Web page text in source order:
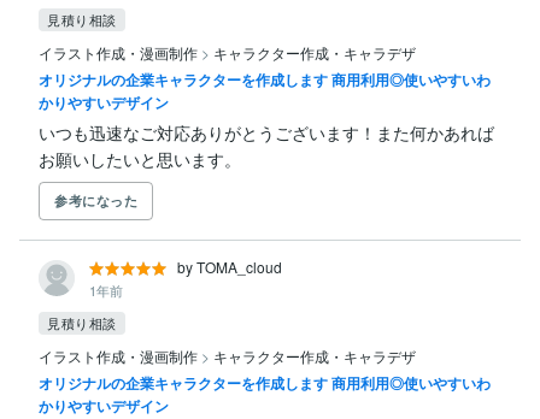
見積り相談
イラスト作成・漫画制作 > キャラクター作成・キャラデザ
オリジナルの企業キャラクターを作成します 商用利用◎使いやすいわ
かりやすいデザイン
いつも迅速なご対応ありがとうございます！また何かあれば
お願いしたいと思います。
参考になった
by TOMA_cloud
1年前
見積り相談
イラスト作成・漫画制作 > キャラクター作成・キャラデザ
オリジナルの企業キャラクターを作成します 商用利用◎使いやすいわ
かりやすいデザイン